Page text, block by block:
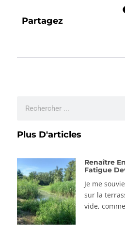
Partagez
Plus D'articles
Renaître
Fatigue
Je me
sur la
vide, comme